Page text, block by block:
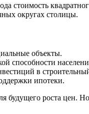
стоимость
округах столицы.
объекты.
способности
в
ипотеки.
будущего роста